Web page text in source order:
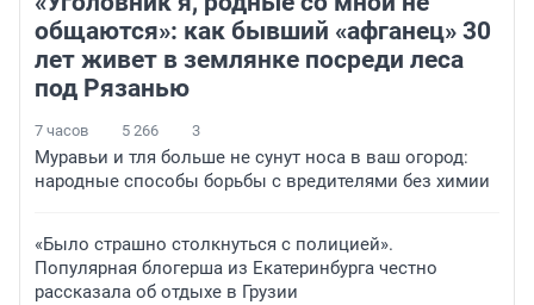
общаются»: как бывший «афганец» 30
лет живет в землянке посреди леса
под Рязанью
7 часов 5 266 3
Муравьи и тля больше не сунут носа в ваш огород:
народные способы борьбы с вредителями без химии
«Было страшно столкнуться с полицией».
Популярная блогерша из Екатеринбурга честно
рассказала об отдыхе в Грузии